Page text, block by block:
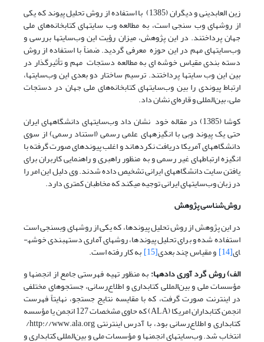
زین العابدینی و دیگران (1385) با استفاده از روش تحلیل پیوند که یکی
از روشهای وب سنجی است، به مطالعه وب سایتهای کتابخانه‌های ملی
جهان پرداختند. در این پژوهش، میزان رؤیت این وب‌سایتها بررسی و
وب‌سایتهای مهم در این حوزه معرفی گردید. ضمناً با استفاده از روش
دسته بندی مقیاس خوشه ای به مطالعه دستجات مهم و تأثیرگذار در
بین این وب سایتها پرداختند. ترسیم ساختار دو بعدی این وب‌سایتها،
ارتباط پیوندی را بین وب‌سایتهای کتابخانه‌های ملی جهان در دستجات
ملی، بین‌المللی و قاره‌ای نشان داد.
کوشا (1385) در مقاله خود نشان داد وب‌­سایتهای دانشگاههای ایران
حتی یک پیوند وبی با انگیزه­های علمی رسمی (استناد رسمی) از سوی
دانشگاههای آمریکا دریافت نکرده­اند و اغلب پیوندهای صورت گرفته با
انگیزه ارتباطهای غیر رسمی و به منظور راهبری و راهنمایی کاربران برای
یافتن سایت دانشگاههای ایرانی تشخیص داده شدند. وی دلیل این امر را
در زبان وب‌سایتهای ایرانی توجیه می­کند که مخاطبان کمتری دارد.
روش‌شناسی پژوهش
در این پژوهش از روش تحلیل پیوندها، که یکی از روشهای وب­سنجی است
استفاده شده و برای تحلیل پیوندها، روشهای آماری دسته­بندی خوشه­
ای[14] و مقیاس چند بعدی[15]
به کار رفته است.
الف) روش گرد آوری داده­ها:به منظور تهیه فهرستی جامع از انجمنها و
مؤسسات ملی و بین‌المللی کتابداری و اطلاع‌رسانی، جستجوهای مختلفی
در اینترنت صورت گرفت، که با مقایسه نتایج جستجو، نهایتاً فهرست
انجمن کتابداران امریکا (ALA) که حاوی مشخصات 127 انجمن یا مؤسسه
کتابداری و اطلاع‌رسانی بود، با آدرس اینترنتی http://www.ala.org/
انتخاب شد. وب‌سایتهای انجمنها و مؤسسات ملی و بین‌المللی کتابداری و